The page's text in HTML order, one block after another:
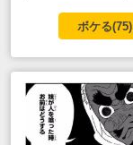
ボケる(75)